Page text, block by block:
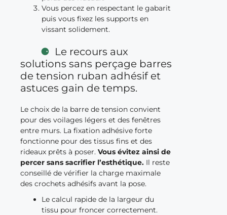
Vous percez en respectant le gabarit
puis vous fixez les supports en
vissant solidement.
Le recours aux
solutions sans perçage barres
de tension ruban adhésif et
astuces gain de temps.
Le choix de la barre de tension convient
pour des voilages légers et des fenêtres
entre murs. La fixation adhésive forte
fonctionne pour des tissus fins et des
rideaux prêts à poser. Vous évitez ainsi de
percer sans sacrifier l’esthétique. Il reste
conseillé de vérifier la charge maximale
des crochets adhésifs avant la pose.
Le calcul rapide de la largeur du
tissu pour froncer correctement.